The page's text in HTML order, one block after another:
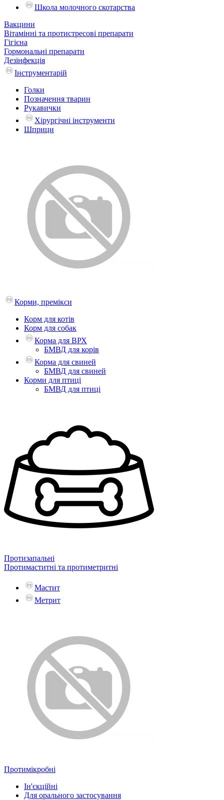
Школа молочного скотарства
Вакцини
Вітамінні та протистресові препарати
Гігієна
Гормональні препарати
Дезінфекція
Інструментарій
Голки
Позначення тварин
Рукавички
Хірургічні інструменти
Шприци
Корми, премікси
Корм для котів
Корм для собак
Корма для ВРХ
БМВД для корів
Корма для свиней
БМВД для свиней
Корми для птиці
БМВД для птиці
Протизапальні
Протимаститні та протиметритні
Мастит
Метрит
Протимікробні
Ін'єкційні
Для орального застосування